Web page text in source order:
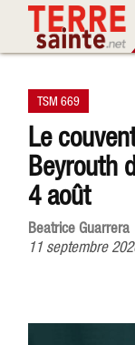
TSM 669
Le
Beyrouth
4 août
Beatrice Guarrera
11 septembre